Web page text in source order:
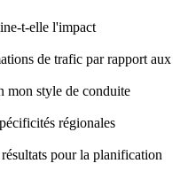
t-elle l'impact
de trafic par rapport aux
mon style de conduite
régionales
pour la planification